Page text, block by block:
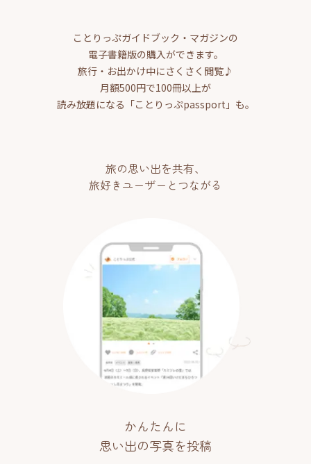
ことりっぷガイドブック・マガジンの
電子書籍版の購入ができます。
旅行・お出かけ中にさくさく閲覧♪
月額500円で100冊以上が
読み放題になる「ことりっぷpassport」も。
旅の思い出を共有、
旅好きユーザーとつながる
かんたんに
思い出の写真を投稿